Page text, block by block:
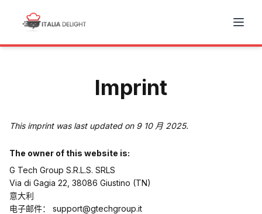
Imprint
This imprint was last updated on 9 10 月 2025.
The owner of this website is:
G Tech Group S.R.L.S. SRLS
Via di Gagia 22, 38086 Giustino (TN)
意大利
电子邮件： support@gtechgroup.it